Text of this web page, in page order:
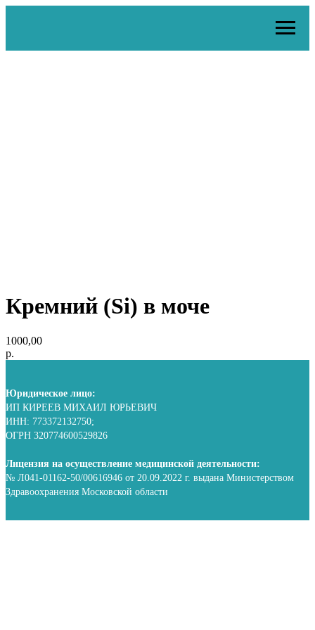
Кремний (Si) в моче
1000,00
р.
Юридическое лицо:
ИП КИРЕЕВ МИХАИЛ ЮРЬЕВИЧ
ИНН: 773372132750;
ОГРН 320774600529826
Лицензия на осуществление медицинской деятельности:
№ Л041-01162-50/00616946 от 20.09.2022 г. выдана Министерством
Здравоохранения Московской области